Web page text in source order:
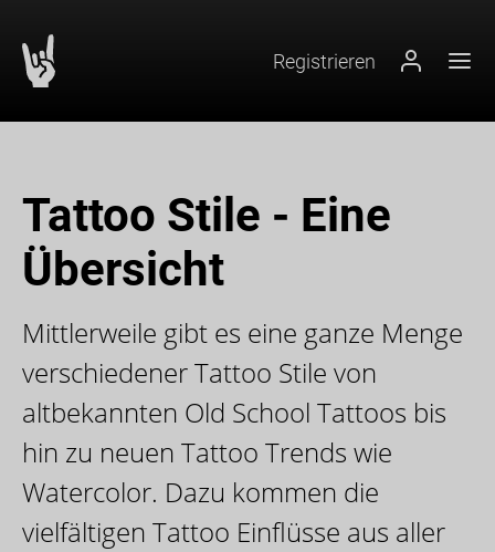
Inhalt (1)
Hauptmenü (2)
Suche (3)
Registrieren Login
Tattoo Stile - Eine
Übersicht
Mittlerweile gibt es eine ganze Menge
verschiedener Tattoo Stile von
altbekannten Old School Tattoos bis
hin zu neuen Tattoo Trends wie
Watercolor. Dazu kommen die
vielfältigen Tattoo Einflüsse aus aller